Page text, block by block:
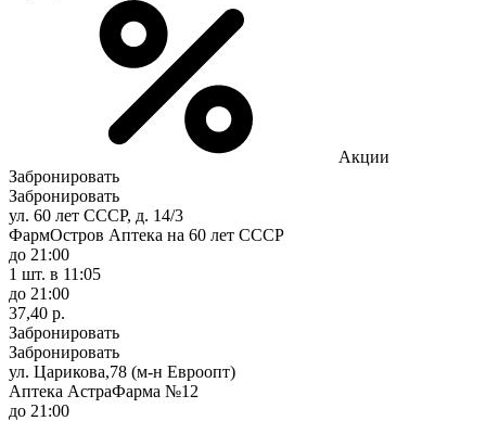
Акции
Забронировать
Забронировать
ул. 60 лет СССР, д. 14/3
ФармОстров Аптека на 60 лет СССР
до 21:00
1 шт. в 11:05
до 21:00
37,40 р.
Забронировать
Забронировать
ул. Царикова,78 (м-н Евроопт)
Аптека АстраФарма №12
до 21:00